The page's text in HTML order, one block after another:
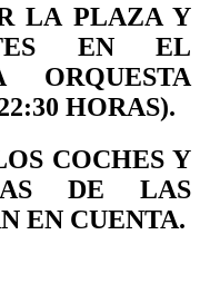
LA PLAZA Y
EN EL
HORAS).
COCHES Y
DE LAS
EN CUENTA.